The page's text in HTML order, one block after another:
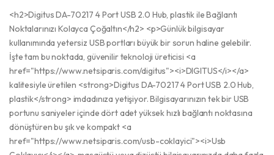
<h2>Digitus DA-70217 4 Port USB 2.0 Hub, plastik ile Bağlantı
Noktalarınızı Kolayca Çoğaltın</h2> <p>Günlük bilgisayar
kullanımında yetersiz USB portları büyük bir sorun haline gelebilir.
İşte tam bu noktada, güvenilir teknoloji üreticisi <a
href="https://www.netsiparis.com/digitus"><i>DIGITUS</i></a>
kalitesiyle üretilen <strong>Digitus DA-70217 4 Port USB 2.0 Hub,
plastik</strong> imdadınıza yetişiyor. Bilgisayarınızın tek bir USB
portunu saniyeler içinde dört adet yüksek hızlı bağlantı noktasına
dönüştüren bu şık ve kompakt <a
href="https://www.netsiparis.com/usb-coklayici"><i>Usb